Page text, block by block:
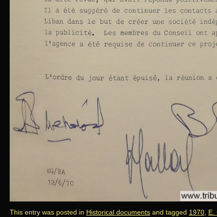
This entry was posted in Historical documents and tagged 1970, E.